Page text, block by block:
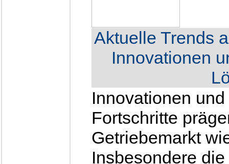
Aktuelle Trends
Innovationen
Innovationen
Fortschritte
Getriebemarkt
Insbesondere